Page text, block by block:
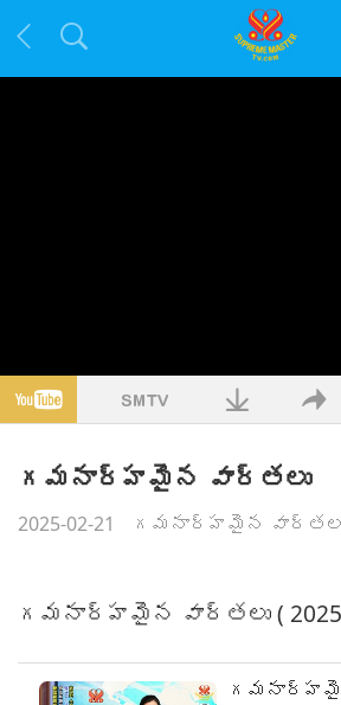
గమనార్హమైన వార్తలు
2025-02-21 గమనార్హమైన
గమనార్హమైన వార్తలు(